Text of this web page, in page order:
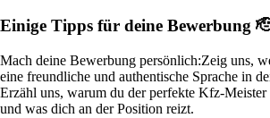
Einige Tipps für deine Bewerbung
Mach deine Bewerbung persönlich:Zeig uns,
eine freundliche und authentische Sprache in
Erzähl uns, warum du der perfekte Kfz-Meister
und was dich an der Position reizt.